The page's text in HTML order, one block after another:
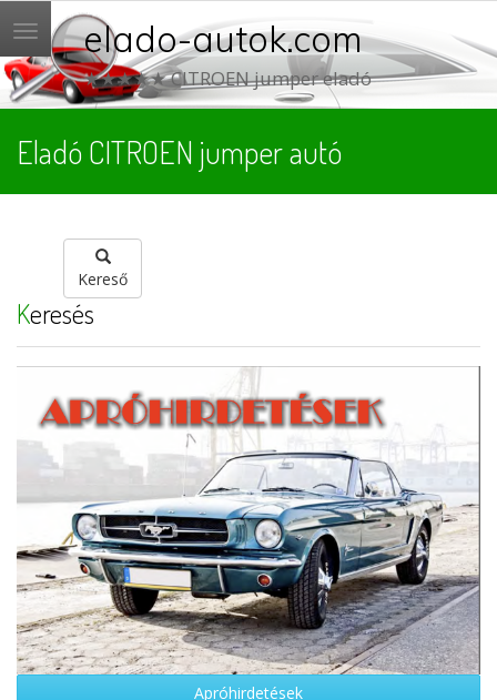
Menü elado-autok.com
★★★★★ CITROEN jumper eladó
Eladó CITROEN jumper autó
Kereső
Keresés
Apróhirdetések